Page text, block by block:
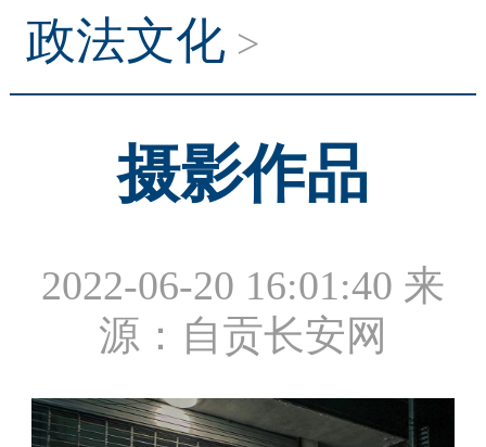
政法文化 >
摄影作品
2022-06-20 16:01:40 来
源：自贡长安网